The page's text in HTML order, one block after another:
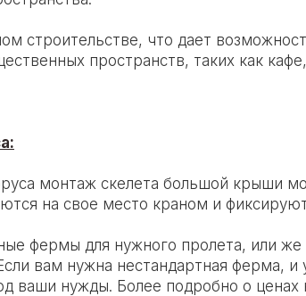
строительстве, что дает
пространств, таких как
монтаж скелета большой крыши
на свое место краном и
фермы для нужного пролета, или
вам нужна нестандартная ферма, и
ваши нужды. Более подробно о ценах